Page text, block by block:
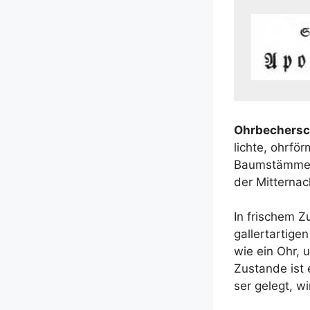
lich­te,
der
In fri­schem
wie ein Ohr,
Zustan­de ist
ser gelegt,